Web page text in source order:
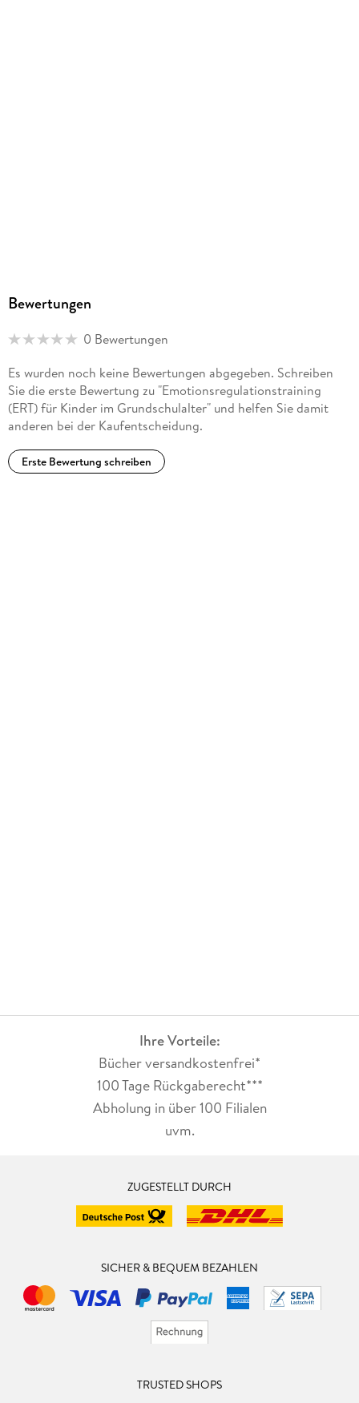
Bewertungen
0 Bewertungen
Es wurden noch keine Bewertungen abgegeben. Schreiben
Sie die erste Bewertung zu "Emotionsregulationstraining
(ERT) für Kinder im Grundschulalter" und helfen Sie damit
anderen bei der Kaufentscheidung.
Erste Bewertung schreiben
Ihre Vorteile:
Bücher versandkostenfrei*
100 Tage Rückgaberecht***
Abholung in über 100 Filialen
uvm.
ZUGESTELLT DURCH
SICHER & BEQUEM BEZAHLEN
TRUSTED SHOPS